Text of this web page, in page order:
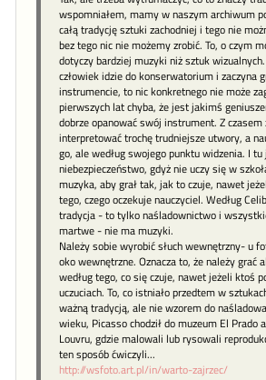
wspomniałem, mamy w naszym archiwum
całą tradycję sztuki zachodniej i tego nie
bez tego nic nie możemy zrobić. To, o czym
dotyczy bardziej muzyki niż sztuk
człowiek idzie do konserwatorium i zaczyna
instrumencie, to nic konkretnego nie może
pierwszych lat chyba, że jest jakimś
dobrze opanować swój instrument. Z czasem
interpretować trochę trudniejsze utwory, a
go, ale według swojego punktu widzenia. I
niebezpieczeństwo, gdyż nie uczy się w
muzyka, aby grał tak, jak to czuje, nawet
tego, czego oczekuje nauczyciel. Według
tradycja - to tylko naśladownictwo i
martwe - nie ma muzyki.
Należy sobie wyrobić słuch wewnętrzny- u
oko wewnętrzne. Oznacza to, że należy grać
według tego, co się czuje, nawet jeżeli ktoś
uczuciach. To, co istniało przedtem w
ważną tradycją, ale nie wzorem do
wieku, Picasso chodził do muzeum El Prado
Louvru, gdzie malowali lub rysowali
ten sposób ćwiczyli...
http://wsfoto.art.pl/in/warto-zajrzec/